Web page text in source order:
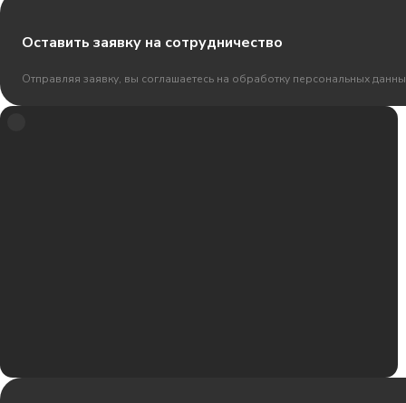
Оставить заявку на сотрудничество
Отправляя заявку, вы соглашаетесь на обработку персональных